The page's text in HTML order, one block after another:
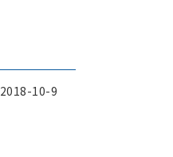
2018-10-9